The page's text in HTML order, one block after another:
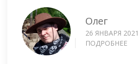
Олег
26 ЯНВАРЯ 2021
ПОДРОБНЕЕ